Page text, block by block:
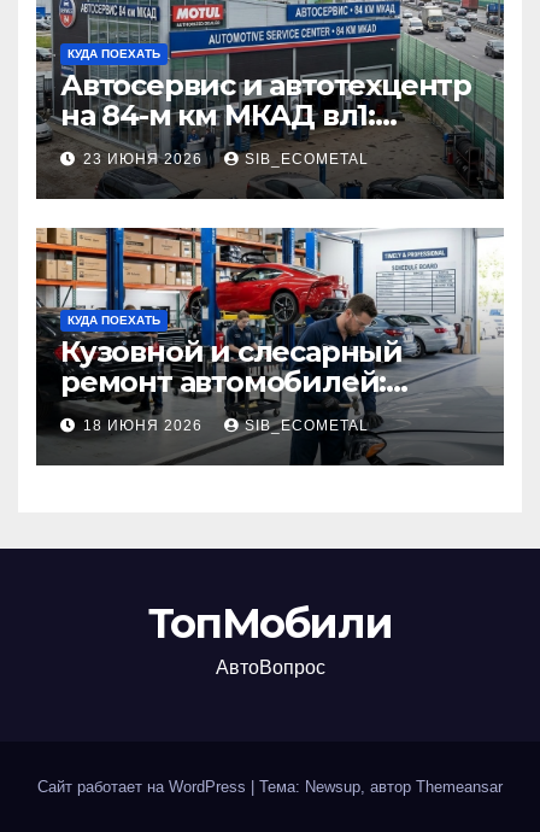
КУДА ПОЕХАТЬ
Автосервис и автотехцентр
на 84-м км МКАД вл1:
описание услуг и режим
работы
23 ИЮНЯ 2026 SIB_ECOMETAL
КУДА ПОЕХАТЬ
Кузовной и слесарный
ремонт автомобилей:
наличие оригинальных
запчастей производителя
и сроки выполнения работ
18 ИЮНЯ 2026 SIB_ECOMETAL
ТопМобили
АвтоВопрос
Сайт работает на WordPress Тема: Newsup, автор Themeansar